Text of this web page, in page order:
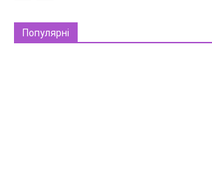
Популярні